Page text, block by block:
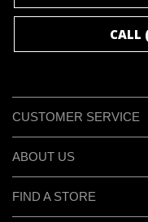
CALL
CUSTOMER SERVICE
ABOUT US
FIND A STORE